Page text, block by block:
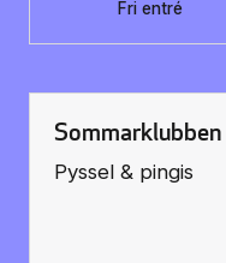
Fri entré
Sommarklubben
Pyssel & pingis